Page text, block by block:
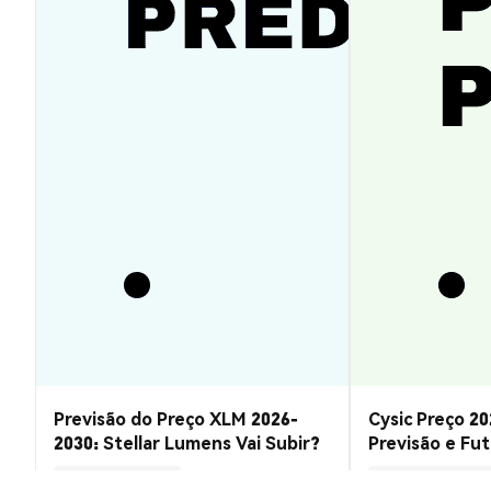
Previsão do Preço XLM 2026-
2030: Stellar Lumens Vai Subir?
Cysic Preço
Previsão e